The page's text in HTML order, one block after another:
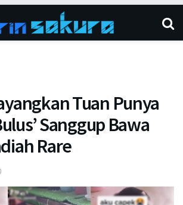
Tuan Punya
Sanggup Bawa
Rare